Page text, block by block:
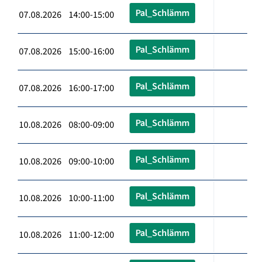
07.08.2026 14:00-15:00 Pal_Schlämm
07.08.2026 15:00-16:00 Pal_Schlämm
07.08.2026 16:00-17:00 Pal_Schlämm
10.08.2026 08:00-09:00 Pal_Schlämm
10.08.2026 09:00-10:00 Pal_Schlämm
10.08.2026 10:00-11:00 Pal_Schlämm
10.08.2026 11:00-12:00 Pal_Schlämm